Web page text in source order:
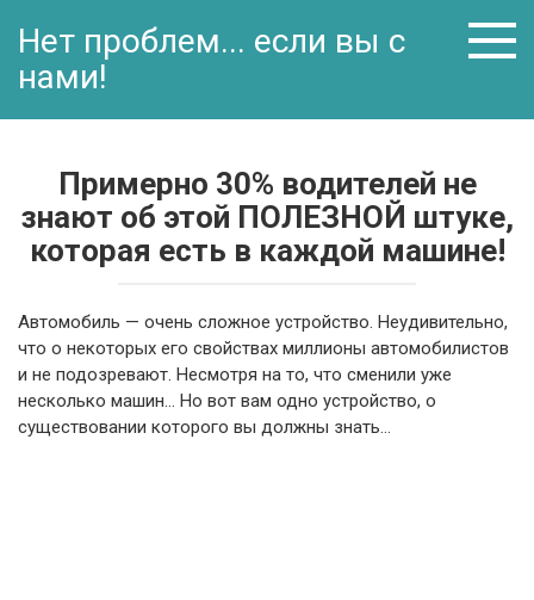
контенту
Нет проблем... если вы с
нами!
Примерно 30% водителей не
знают об этой ПОЛЕЗНОЙ штуке,
которая есть в каждой машине!
Автомобиль — очень сложное устройство. Неудивительно,
что о некоторых его свойствах миллионы автомобилистов
и не подозревают. Несмотря на то, что сменили уже
несколько машин… Но вот вам одно устройство, о
существовании которого вы должны знать…